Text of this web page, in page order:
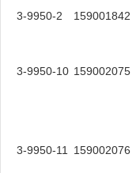
3-9950-2
159001842
3-9950-10 159002075
3-9950-11 159002076